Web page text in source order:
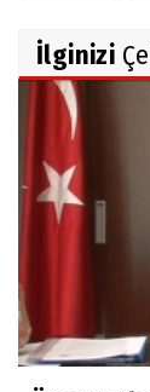
İlginizi